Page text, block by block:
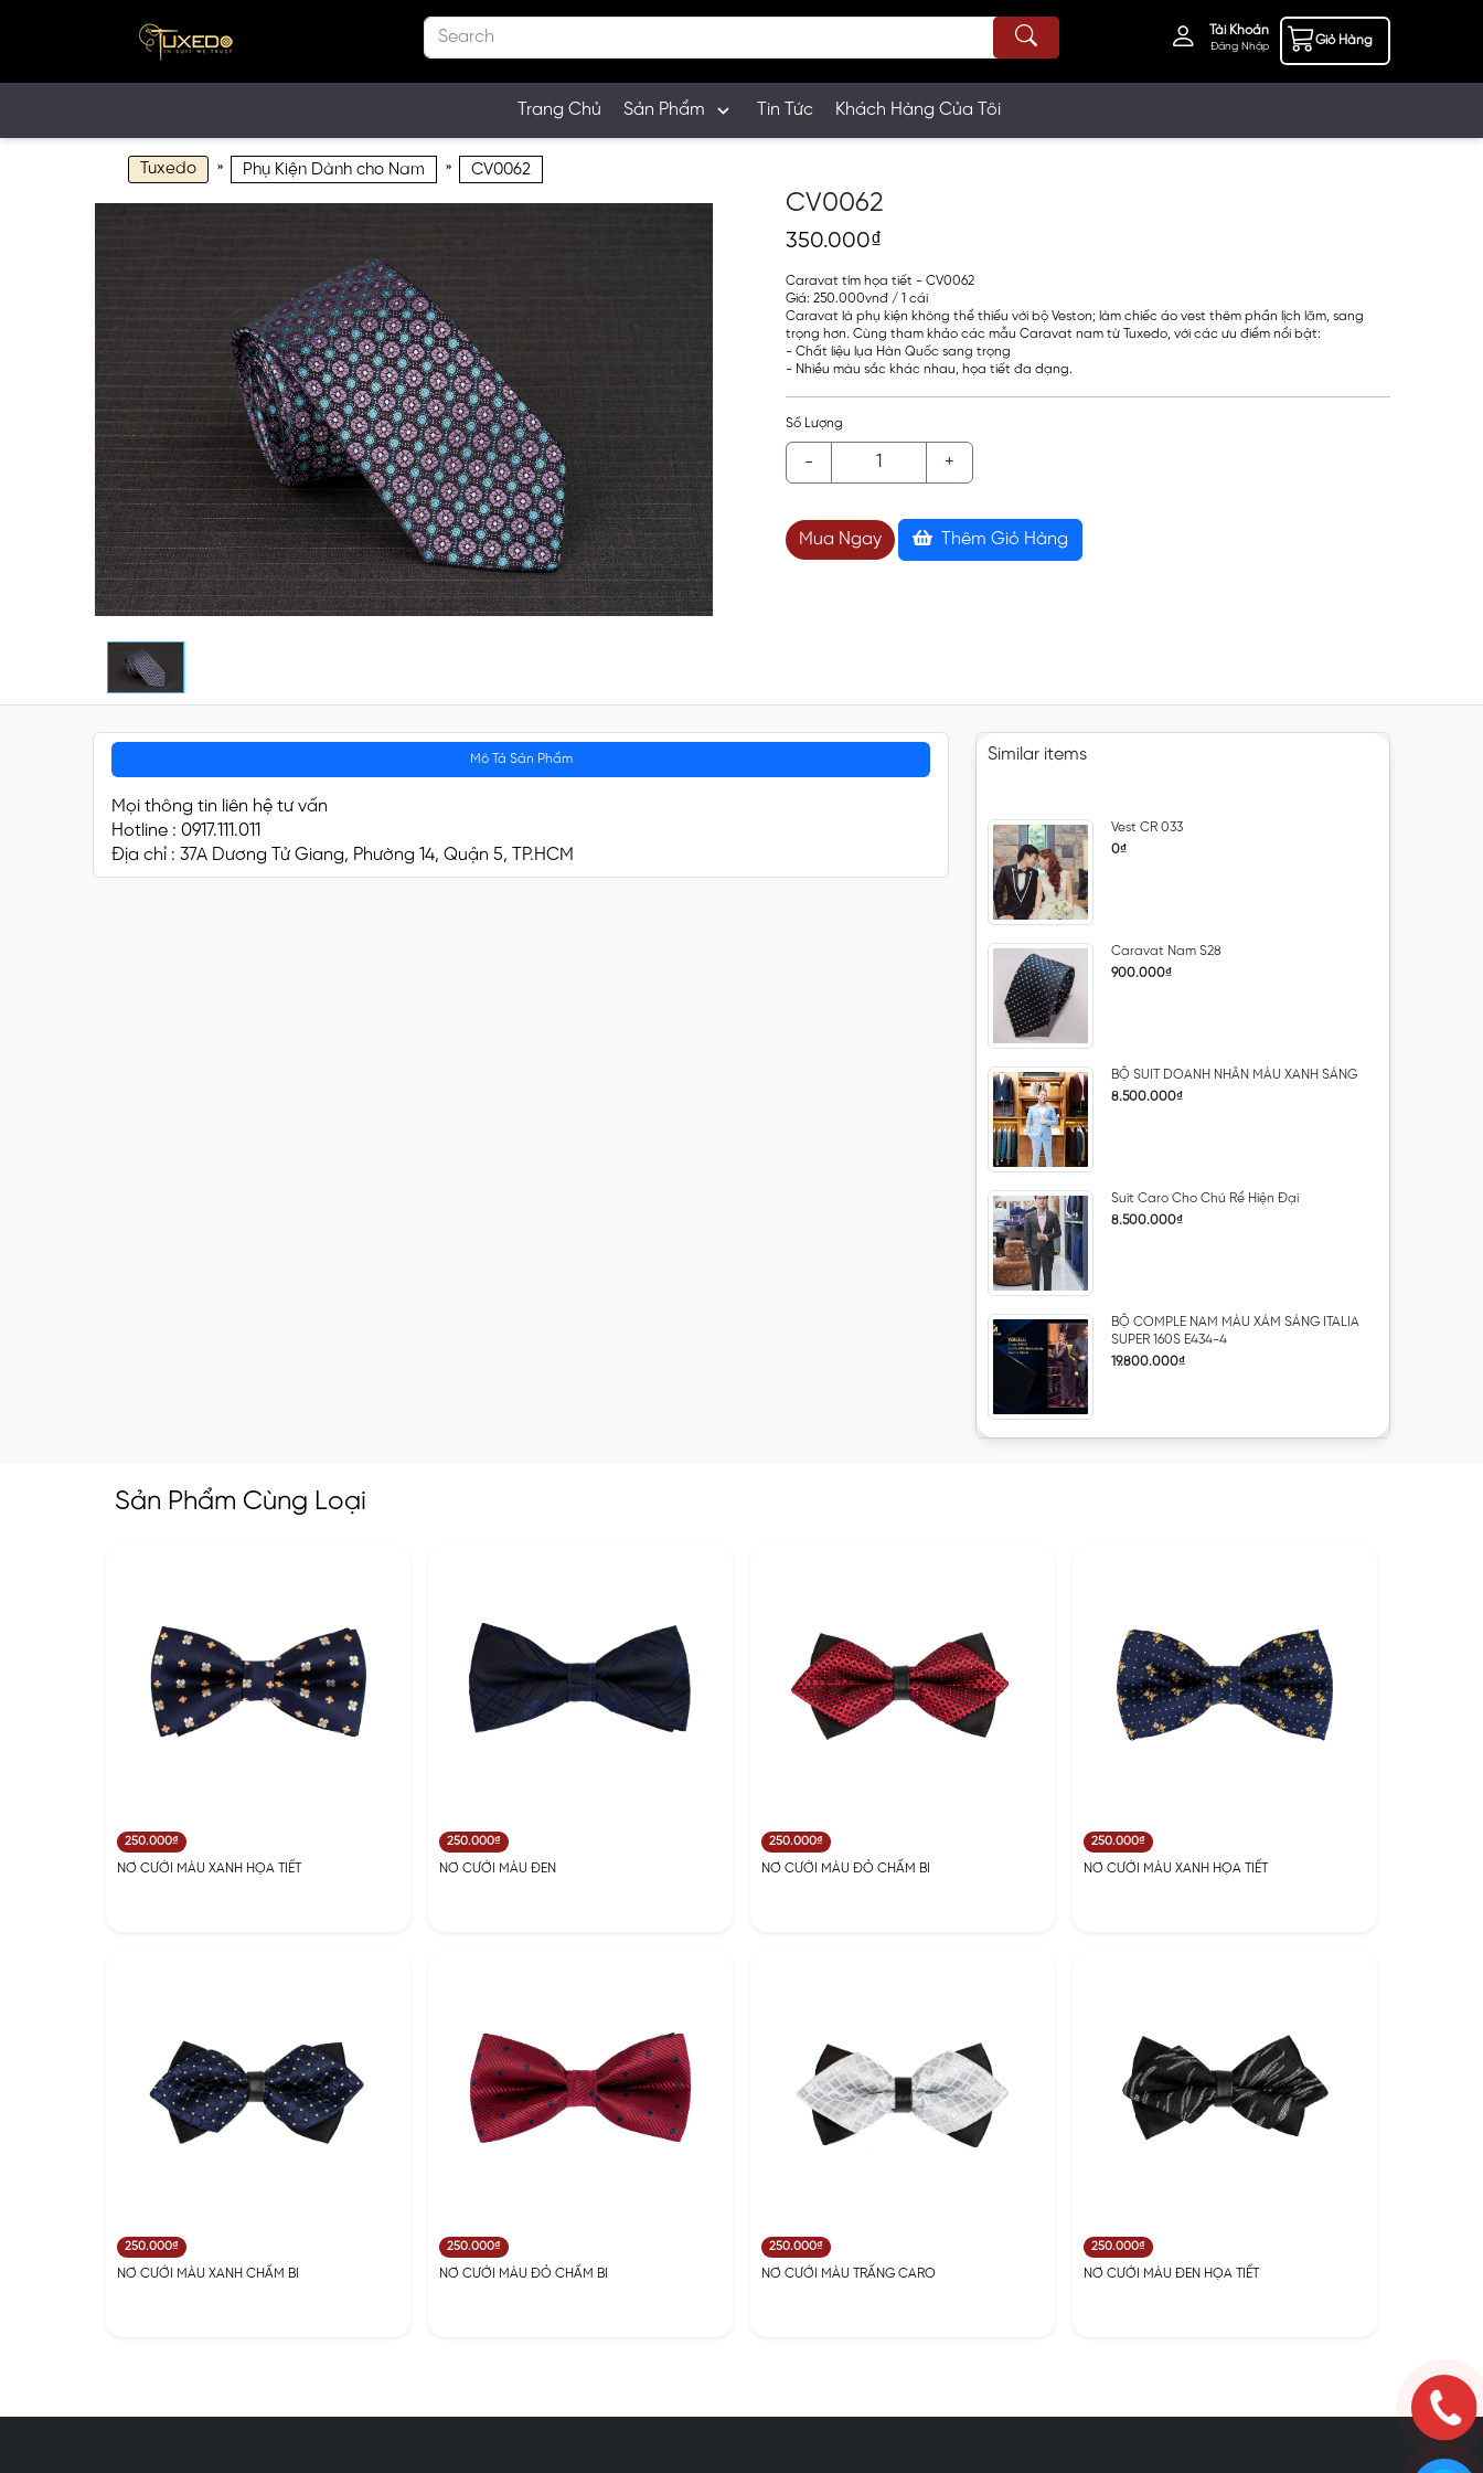
Tài Khoản
Đăng Nhập Giỏ Hàng
Trang Chủ Sản Phẩm Tin Tức Khách Hàng Của Tôi
Tuxedo » Phụ Kiện Dành cho Nam » CV0062
CV0062
350.000₫
Caravat tím họa tiết - CV0062
Giá: 250.000vnđ / 1 cái
Caravat là phụ kiện không thể thiếu với bộ Veston; làm chiếc áo vest thêm phần lịch lãm, sang
trọng hơn. Cùng tham khảo các mẫu Caravat nam từ Tuxedo, với các ưu điểm nổi bật:
- Chất liệu lụa Hàn Quốc sang trọng
- Nhiều màu sắc khác nhau, họa tiết đa dạng.
Số Lượng
- +
Mua Ngay Thêm Giỏ Hàng
Mô Tả Sản Phẩm
Mọi thông tin liên hệ tư vấn
Hotline : 0917.111.011
Địa chỉ : 37A Dương Tử Giang, Phường 14, Quận 5, TP.HCM
Similar items
Vest CR 033
0₫
Caravat Nam S28
900.000₫
BỘ SUIT DOANH NHÂN MÀU XANH SÁNG
8.500.000₫
Suit Caro Cho Chú Rể Hiện Đại
8.500.000₫
BỘ COMPLE NAM MÀU XÁM SÁNG ITALIA
SUPER 160S E434-4
19.800.000₫
Sản Phẩm Cùng Loại
250.000₫
NƠ CƯỚI MÀU XANH HỌA TIẾT
250.000₫
NƠ CƯỚI MÀU ĐEN
250.000₫
NƠ CƯỚI MÀU ĐỎ CHẤM BI
250.000₫
NƠ CƯỚI MÀU XANH HỌA TIẾT
250.000₫
NƠ CƯỚI MÀU XANH CHẤM BI
250.000₫
NƠ CƯỚI MÀU ĐỎ CHẤM BI
250.000₫
NƠ CƯỚI MÀU TRẤNG CARO
250.000₫
NƠ CƯỚI MÀU ĐEN HỌA TIẾT